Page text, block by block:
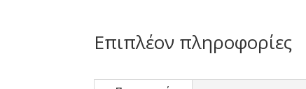
Επιπλέον πληροφορίες